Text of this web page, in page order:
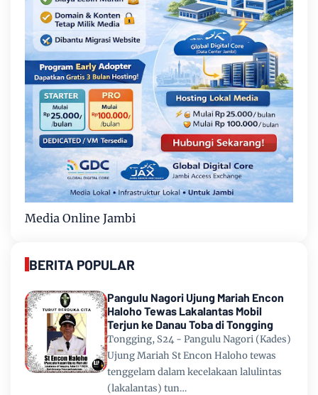
Media Online Jambi
BERITA POPULAR
Pangulu Nagori Ujung Mariah Encon
Haloho Tewas Lakalantas Mobil
Terjun ke Danau Toba di Tongging
Tongging, S24 - Pangulu Nagori (Kades)
Ujung Mariah St Encon Haloho tewas
tenggelam dalam kecelakaan lalulintas
(lakalantas) tun…